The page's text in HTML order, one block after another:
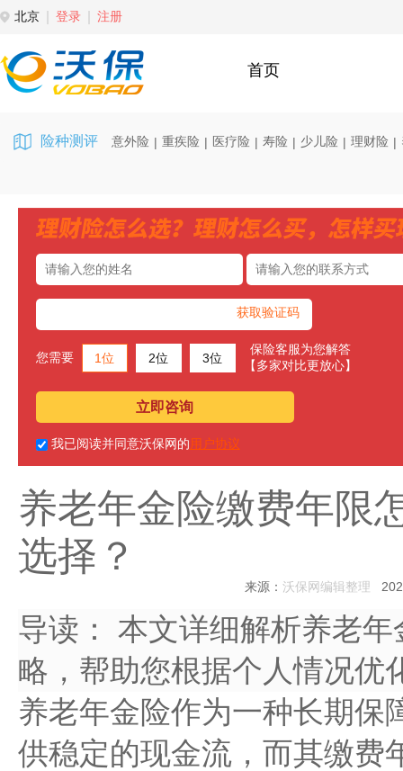
北京 登录 注册
首页
险种测评 意外险 | 重疾险 | 医疗险 | 寿险 | 少儿险 | 理财险 |
获取验证码
您需要 1位 2位 3位
保险客服为您解答
【多家对比更放心】
立即咨询
我已阅读并同意沃保网的 用户协议
养老年金险缴费年限
选择？
来源： 沃保网编辑整理
导读：
本文详细解析养老
略，帮助您根据个人情况优
养老年金险作为一种长期保
供稳定的现金流，而其缴费